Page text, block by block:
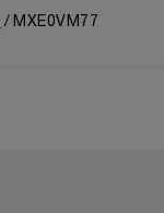
MXE0VM77